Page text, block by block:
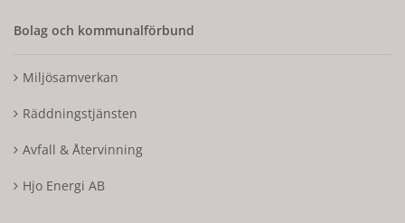
Bolag och kommunalförbund
Miljösamverkan
Räddningstjänsten
Avfall & Återvinning
Hjo Energi AB